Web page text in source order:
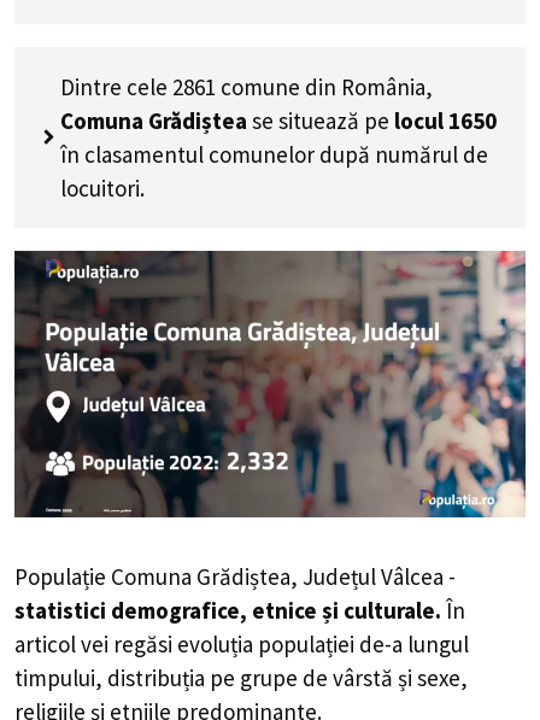
Dintre cele 2861 comune din România,
Comuna Grădiștea se situează pe locul 1650
în clasamentul comunelor după numărul de
locuitori.
Populație Comuna Grădiștea, Județul Vâlcea -
statistici demografice, etnice și culturale. În
articol vei regăsi evoluția populației de-a lungul
timpului, distribuția pe grupe de vârstă și sexe,
religiile și etniile predominante.